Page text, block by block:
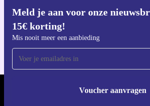
Meld je aan voor onze
15€ korting!
Mis nooit meer een aanbieding
Voucher aanvragen
Download de
REFURBED NEDERLAND -